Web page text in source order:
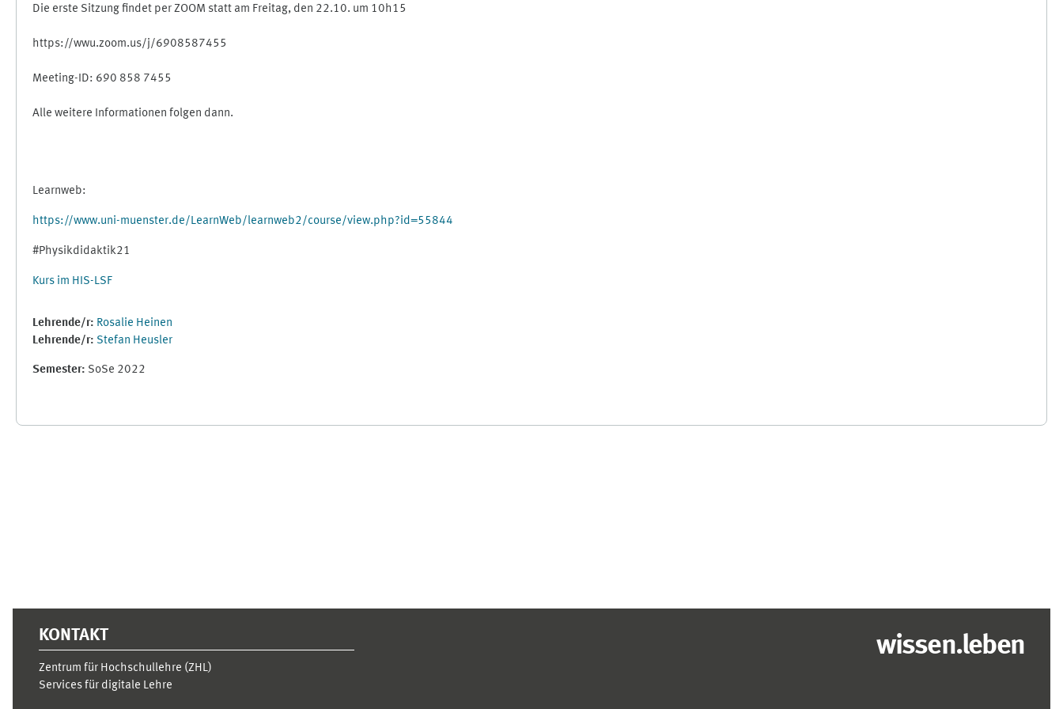
Die erste Sitzung findet per ZOOM statt am Freitag, den 22.10. um 10h15
https://wwu.zoom.us/j/6908587455
Meeting-ID: 690 858 7455
Alle weitere Informationen folgen dann.
Learnweb:
https://www.uni-muenster.de/LearnWeb/learnweb2/course/view.php?id=55844
#Physikdidaktik21
Kurs im HIS-LSF
Lehrende/r: Rosalie Heinen
Lehrende/r: Stefan Heusler
Semester: SoSe 2022
KONTAKT
Zentrum für Hochschullehre (ZHL)
Services für digitale Lehre
wissen.leben